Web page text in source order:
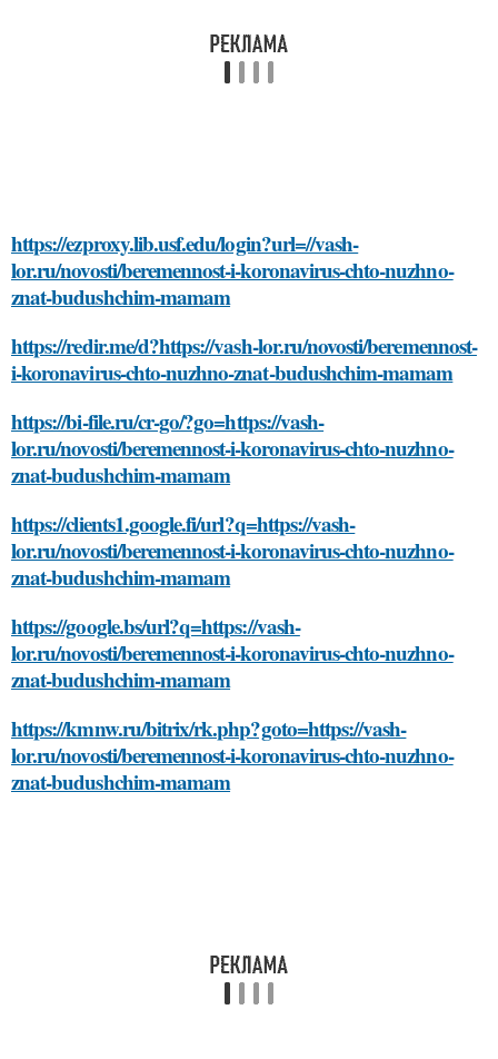
https://ezproxy.lib.usf.edu/login?url=//vash-
lor.ru/novosti/beremennost-i-koronavirus-chto-nuzhno-
znat-budushchim-mamam
https://redir.me/d?https://vash-lor.ru/novosti/beremennost-
i-koronavirus-chto-nuzhno-znat-budushchim-mamam
https://bi-file.ru/cr-go/?go=https://vash-
lor.ru/novosti/beremennost-i-koronavirus-chto-nuzhno-
znat-budushchim-mamam
https://clients1.google.fi/url?q=https://vash-
lor.ru/novosti/beremennost-i-koronavirus-chto-nuzhno-
znat-budushchim-mamam
https://google.bs/url?q=https://vash-
lor.ru/novosti/beremennost-i-koronavirus-chto-nuzhno-
znat-budushchim-mamam
https://kmnw.ru/bitrix/rk.php?goto=https://vash-
lor.ru/novosti/beremennost-i-koronavirus-chto-nuzhno-
znat-budushchim-mamam